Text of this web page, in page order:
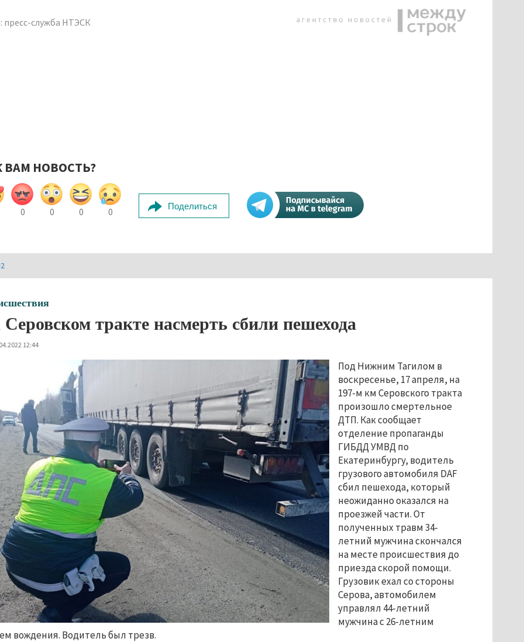
пресс-служба НТЭСК
ВАМ НОВОСТЬ?
0 0 0 0
Поделиться
тракте насмерть сбили пешехода
12:44
Под Нижним Тагилом в
воскресенье, 17 апреля, на
197-м км Серовского тракта
произошло смертельное
ДТП. Как сообщает
отделение пропаганды
ГИБДД УМВД по
Екатеринбургу, водитель
грузового автомобиля DAF
сбил пешехода, который
неожиданно оказался на
проезжей части. От
полученных травм 34-
летний мужчина скончался
на месте происшествия до
приезда скорой помощи.
Грузовик ехал со стороны
Серова, автомобилем
управлял 44-летний
мужчина с 26-летним
вождения. Водитель был трезв.